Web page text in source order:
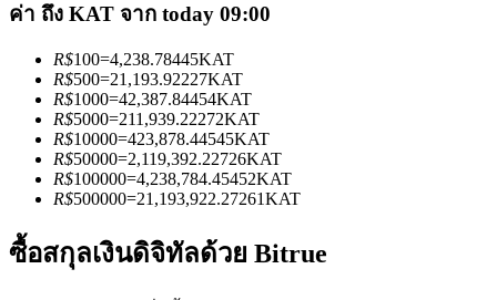
ข้อมูล
การวิเคราะห์ข้อมูลขนาดใหญ่ รวมถึงข้อมูลการค้า ฯลฯ
ค่า ถึง KAT จาก today 09:00
R$100=4,238.78445KAT
R$500=21,193.92227KAT
R$1000=42,387.84454KAT
R$5000=211,939.22272KAT
R$10000=423,878.44545KAT
R$50000=2,119,392.22726KAT
R$100000=4,238,784.45452KAT
R$500000=21,193,922.27261KAT
ซื้อสกุลเงินดิจิทัลด้วย Bitrue